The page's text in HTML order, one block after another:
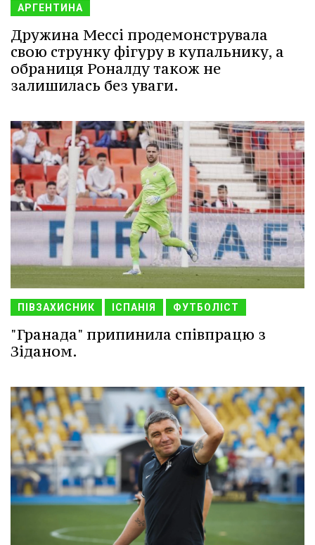
АРГЕНТИНА
Дружина Мессі продемонструвала
свою струнку фігуру в купальнику, а
обраниця Роналду також не
залишилась без уваги.
ПІВЗАХИСНИК ІСПАНІЯ ФУТБОЛІСТ
"Гранада" припинила співпрацю з
Зіданом.